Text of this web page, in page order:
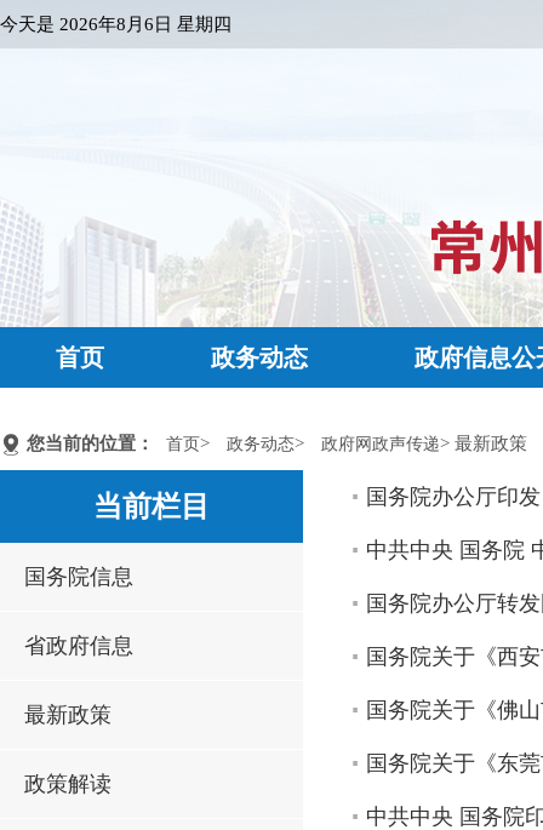
今天是 2026年8月6日 星期四
首页 政务动态 政府信息公
您当前的位置： 首页> 政务动态> 政府网政声传递> 最新政策
当前栏目
国务院信息
省政府信息
最新政策
政策解读
国务院办公厅印
中共中央 国务院
国务院办公厅转
国务院关于《西
国务院关于《佛
国务院关于《东
中共中央 国务院